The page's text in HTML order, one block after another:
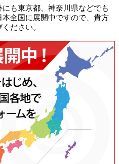
も東京都、神奈川県などでも
全国に展開中ですので、貴方
ださい。